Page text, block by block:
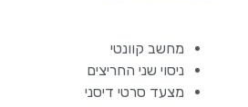
מחשב קוונטי
ניסוי שני החריצים
מצעד סרטי דיסני